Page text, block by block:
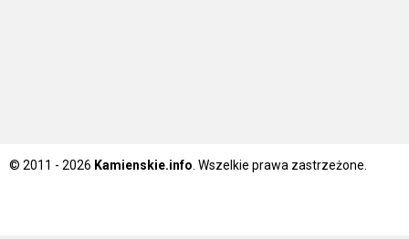
© 2011 - 2026 Kamienskie.info . Wszelkie prawa zastrzeżone.